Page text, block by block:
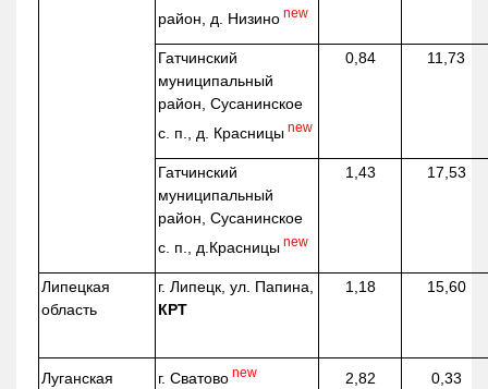
район, д. Низино new
Гатчинский
муниципальный
район, Сусанинское
с. п., д. Красницы new
0,84 11,73
Гатчинский
муниципальный
район, Сусанинское
с. п., д.Красницы new
1,43 17,53
Липецкая
область
г. Липецк, ул. Папина,
КРТ
1,18 15,60
Луганская
г. Сватово new 2,82 0,33